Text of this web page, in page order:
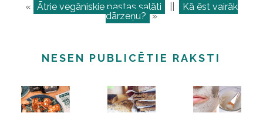
« Ātrie vegāniskie pastas salāti
Kā ēst vairāk
dārzeņu? »
NESEN PUBLICĒTIE RAKSTI